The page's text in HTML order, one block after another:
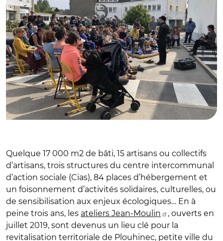
Quelque 17 000 m2 de bâti, 15 artisans ou collectifs
d’artisans, trois structures du centre intercommunal
d’action sociale (Cias), 84 places d’hébergement et
un foisonnement d’activités solidaires, culturelles, ou
de sensibilisation aux enjeux écologiques… En à
peine trois ans, les ateliers Jean-Moulin
, ouverts en
juillet 2019, sont devenus un lieu clé pour la
revitalisation territoriale de Plouhinec, petite ville du